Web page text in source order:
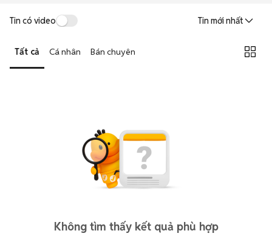
Tin có video Tin mới nhất
Tất cả Cá nhân Bán chuyên
Không tìm thấy kết quả phù hợp